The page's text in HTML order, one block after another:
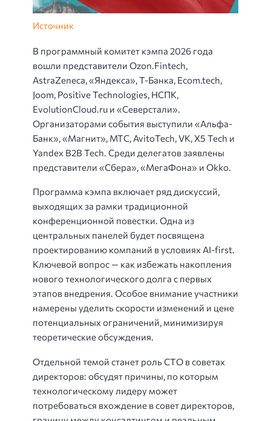
Источник
В программный комитет кэмпа 2026 года
вошли представители Ozon.Fintech,
AstraZeneca, «Яндекса», Т-Банка, Ecom.tech,
Joom, Positive Technologies, НСПК,
EvolutionCloud.ru и «Северстали».
Организаторами события выступили «Альфа-
Банк», «Магнит», МТС, AvitoTech, VK, X5 Tech и
Yandex B2B Tech. Среди делегатов заявлены
представители «Сбера», «МегаФона» и Okko.
Программа кэмпа включает ряд дискуссий,
выходящих за рамки традиционной
конференционной повестки. Одна из
центральных панелей будет посвящена
проектированию компаний в условиях AI-first.
Ключевой вопрос — как избежать накопления
нового технологического долга с первых
этапов внедрения. Особое внимание участники
намерены уделить скорости изменений и цене
потенциальных ограничений, минимизируя
теоретические обсуждения.
Отдельной темой станет роль CTO в советах
директоров: обсудят причины, по которым
технологическому лидеру может
потребоваться вхождение в совет директоров,